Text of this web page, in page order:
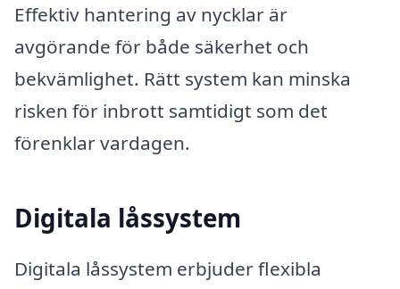
Effektiv hantering av nycklar är
avgörande för både säkerhet och
bekvämlighet. Rätt system kan minska
risken för inbrott samtidigt som det
förenklar vardagen.
Digitala låssystem
Digitala låssystem erbjuder flexibla